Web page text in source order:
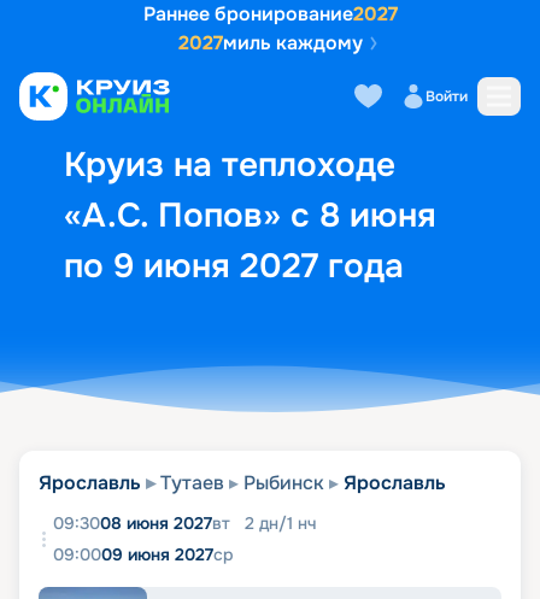
Раннее бронирование2027
2027миль каждому
Войти
Круиз на теплоходе
«А.С. Попов» с 8 июня
по 9 июня 2027 года
Выбор кают Маршрут и
Ярославль Тутаев Рыбинск Ярославль
09:3008 июня 2027вт 2 дн/1 нч
09:0009 июня 2027ср